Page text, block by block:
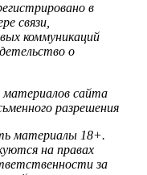
в
связи,
коммуникаций
о
материалов сайта
разрешения
материалы 18+.
на правах
за